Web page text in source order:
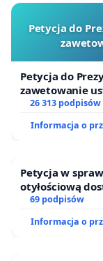
Petycja do
Petycja do
zawetowanie
26 313 podpisów
Informacja o
Petycja w
otyłościową
oraz
69 podpisów
Informacja o